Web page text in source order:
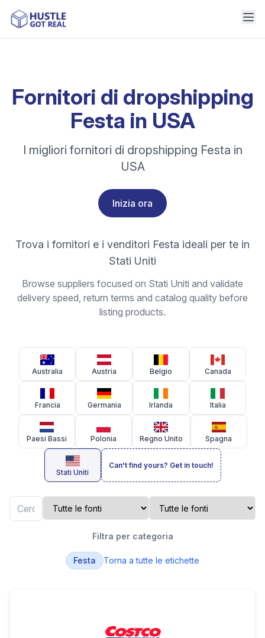
Fornitori di dropshipping
Festa in USA
I migliori fornitori di dropshipping Festa in
USA
Inizia ora
Trova i fornitori e i venditori Festa ideali per te in
Stati Uniti
Browse suppliers focused on Stati Uniti and validate
delivery speed, return terms and catalog quality before
listing products.
Australia Austria Belgio Canada
Francia Germania Irlanda Italia
Paesi Bassi Polonia Regno Unito Spagna
Stati Uniti
Can't find yours? Get in touch!
Filtra per categoria
Festa Torna a tutte le etichette